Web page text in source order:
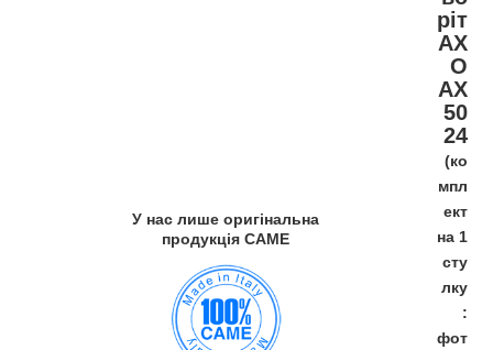
У нас лише оригінальна
продукція CAME
ріт
AX
O
AX
50
24
(ко
мпл
ект
на 1
сту
лку
:
фот